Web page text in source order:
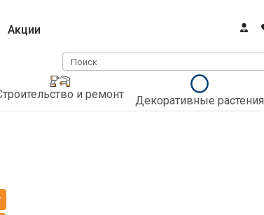
Акции
Поиск
и ремонт Декоративные растения